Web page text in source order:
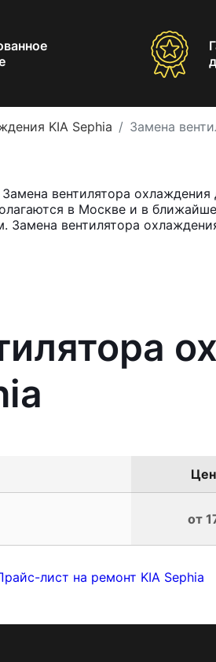
KIA Sephia Замена
вентилятора охлаждения
в Москве и в
вентилятора
от
лист на ремонт KIA Sephia